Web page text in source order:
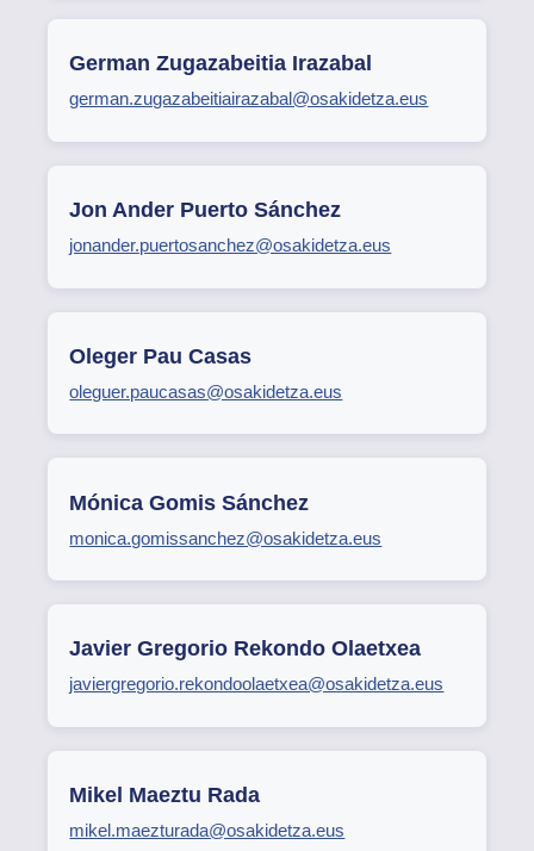
German Zugazabeitia Irazabal
german.zugazabeitiairazabal@osakidetza.eus
Jon Ander Puerto Sánchez
jonander.puertosanchez@osakidetza.eus
Oleger Pau Casas
oleguer.paucasas@osakidetza.eus
Mónica Gomis Sánchez
monica.gomissanchez@osakidetza.eus
Javier Gregorio Rekondo Olaetxea
javiergregorio.rekondoolaetxea@osakidetza.eus
Mikel Maeztu Rada
mikel.maezturada@osakidetza.eus